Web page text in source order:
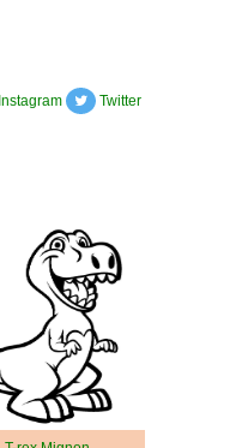
Instagram Twitter